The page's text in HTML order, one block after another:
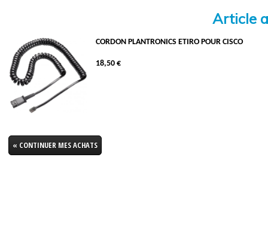
Article
CORDON PLANTRONICS ETIRO POUR CISCO
18,50 €
« CONTINUER MES ACHATS